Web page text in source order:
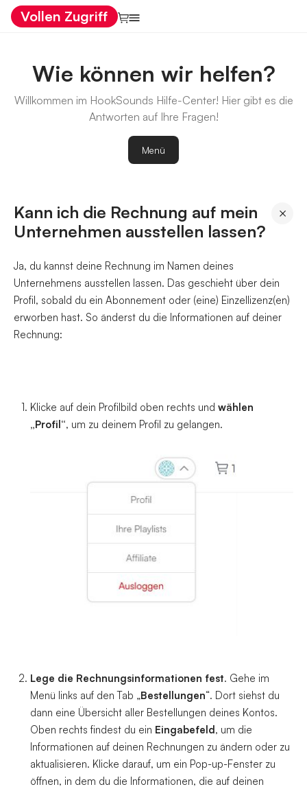
Vollen Zugriff
Wie können wir helfen?
Willkommen im HookSounds Hilfe-Center! Hier gibt es die
Antworten auf Ihre Fragen!
Menü
×
Kann ich die Rechnung auf mein
Unternehmen ausstellen lassen?
Ja, du kannst deine Rechnung im Namen deines
Unternehmens ausstellen lassen. Das geschieht über dein
Profil, sobald du ein Abonnement oder (eine) Einzellizenz(en)
erworben hast. So änderst du die Informationen auf deiner
Rechnung:
Klicke auf dein Profilbild oben rechts und wählen
„Profil“, um zu deinem Profil zu gelangen.
Lege die Rechnungsinformationen fest. Gehe im
Menü links auf den Tab „Bestellungen“. Dort siehst du
dann eine Übersicht aller Bestellungen deines Kontos.
Oben rechts findest du ein Eingabefeld, um die
Informationen auf deinen Rechnungen zu ändern oder zu
aktualisieren. Klicke darauf, um ein Pop-up-Fenster zu
öffnen, in dem du die Informationen, die auf deinen